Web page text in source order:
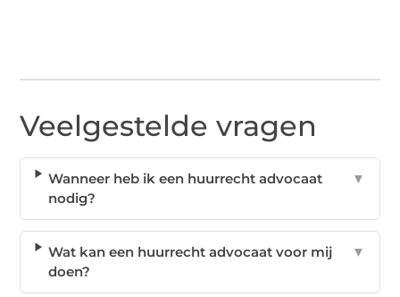
Veelgestelde vragen
Wanneer heb ik een huurrecht advocaat
nodig?
▼
Wat kan een huurrecht advocaat voor mij
doen?
▼